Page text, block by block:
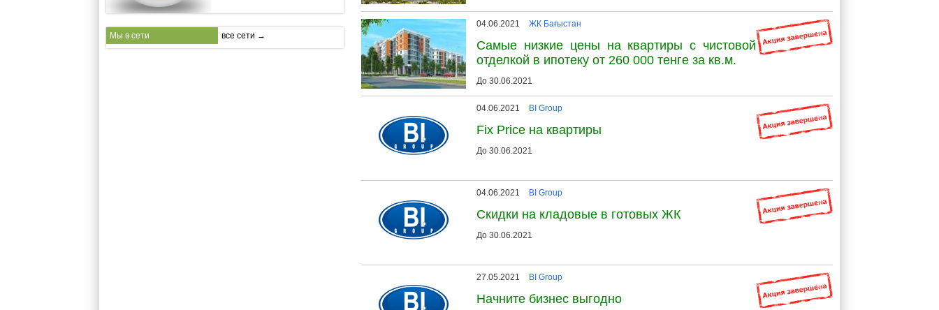
04.06.2021 ЖК Бағыстан
Самые низкие цены на квартиры с чистовой
отделкой в ипотеку от 260 000 тенге за кв.м.
До 30.06.2021
04.06.2021 BI Group
Fix Price на квартиры
До 30.06.2021
04.06.2021 BI Group
Скидки на кладовые в готовых ЖК
До 30.06.2021
27.05.2021 BI Group
Начните бизнес выгодно
Мы в сети все сети →